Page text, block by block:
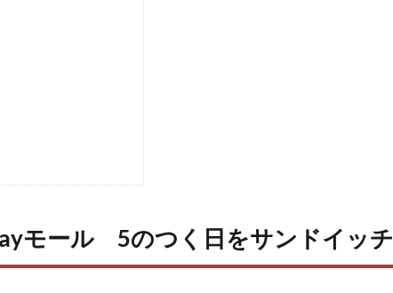
モール 5のつく日をサンドイッチ